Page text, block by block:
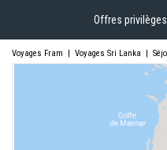
Offres
Voyages Fram | Voyages Sri Lanka |